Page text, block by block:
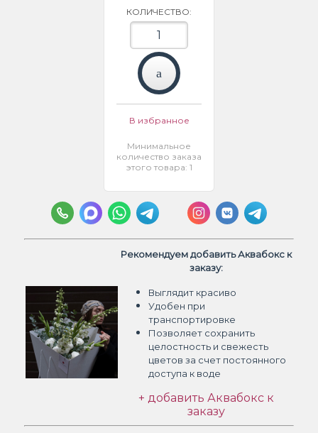
КОЛИЧЕСТВО:
В избранное
Минимальное
количество заказа
этого товара: 1
Рекомендуем добавить Аквабокс к
заказу:
Выглядит красиво
Удобен при
транспортировке
Позволяет сохранить
целостность и свежесть
цветов за счет постоянного
доступа к воде
+ добавить Аквабокс к
заказу